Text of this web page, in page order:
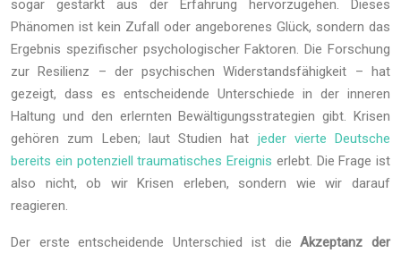
sogar gestärkt aus der Erfahrung hervorzugehen. Dieses
Phänomen ist kein Zufall oder angeborenes Glück, sondern das
Ergebnis spezifischer psychologischer Faktoren. Die Forschung
zur Resilienz – der psychischen Widerstandsfähigkeit – hat
gezeigt, dass es entscheidende Unterschiede in der inneren
Haltung und den erlernten Bewältigungsstrategien gibt. Krisen
gehören zum Leben; laut Studien hat jeder vierte Deutsche
bereits ein potenziell traumatisches Ereignis erlebt. Die Frage ist
also nicht, ob wir Krisen erleben, sondern wie wir darauf
reagieren.
Der erste entscheidende Unterschied ist dieAkzeptanz der